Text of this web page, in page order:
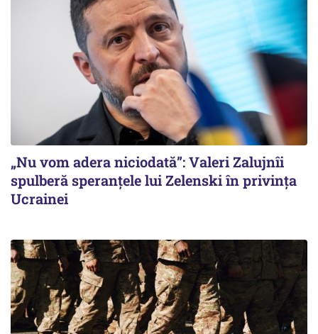
„Nu vom adera niciodată”: Valeri Zalujnîi
spulberă speranțele lui Zelenski în privința
Ucrainei